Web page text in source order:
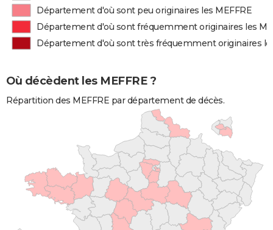
Département d'où sont peu originaires les MEFFRE
Département d'où sont fréquemment originaires les
Département d'où sont très fréquemment originaires
Où décèdent les MEFFRE ?
Répartition des MEFFRE par département de décès.